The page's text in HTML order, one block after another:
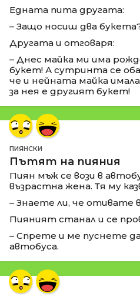
Едната пита другата:
– Защо носиш два
Другата и отговаря:
– Днес майка ми има
букет! А сутринта се
че и нейната майка
за нея е другият букет!
ПИЯНСКИ
Пътят на пияния
Пиян мъж се вози в
възрастна жена. Тя му
– Знаете ли, че отивате
Пияният станал и се
– Спрете и ме пуснете
автобуса.